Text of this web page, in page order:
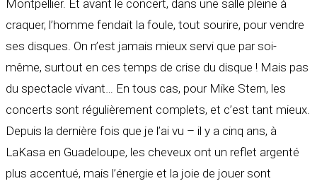
Montpellier. Et avant le concert, dans une salle pleine à
craquer, l’homme fendait la foule, tout sourire, pour vendre
ses disques. On n’est jamais mieux servi que par soi-
même, surtout en ces temps de crise du disque ! Mais pas
du spectacle vivant… En tous cas, pour Mike Stern, les
concerts sont régulièrement complets, et c’est tant mieux.
Depuis la dernière fois que je l’ai vu – il y a cinq ans, à
LaKasa en Guadeloupe, les cheveux ont un reflet argenté
plus accentué, mais l’énergie et la joie de jouer sont